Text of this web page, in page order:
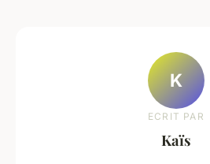
K
ECRIT PAR
Kaïs